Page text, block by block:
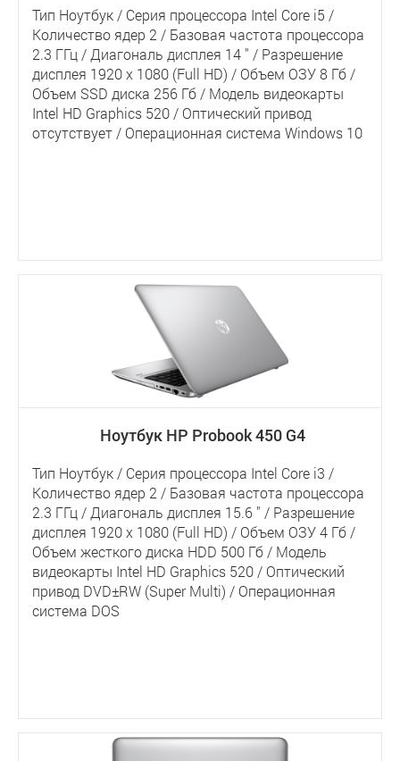
Тип Ноутбук / Серия процессора Intel Core i5 /
Количество ядер 2 / Базовая частота процессора
2.3 ГГц / Диагональ дисплея 14 " / Разрешение
дисплея 1920 x 1080 (Full HD) / Объем ОЗУ 8 Гб /
Объем SSD диска 256 Гб / Модель видеокарты
Intel HD Graphics 520 / Оптический привод
отсутствует / Операционная система Windows 10
Ноутбук HP Probook 450 G4
Тип Ноутбук / Серия процессора Intel Core i3 /
Количество ядер 2 / Базовая частота процессора
2.3 ГГц / Диагональ дисплея 15.6 " / Разрешение
дисплея 1920 x 1080 (Full HD) / Объем ОЗУ 4 Гб /
Объем жесткого диска HDD 500 Гб / Модель
видеокарты Intel HD Graphics 520 / Оптический
привод DVD±RW (Super Multi) / Операционная
система DOS